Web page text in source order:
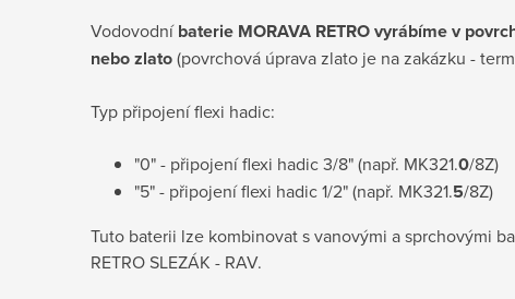
Vodovodníbaterie MORAVA RETROvyrábímev
nebozlato(povrchová úprava zlato je na zakázku -
Typ připojení flexi hadic:
"0" - připojení flexi hadic 3/8" (např. MK321.0/8Z)
"5" - připojení flexi hadic 1/2" (např. MK321.5/8Z)
Tuto baterii lze kombinovat s vanovými a sprchovými
RETRO SLEZÁK - RAV.